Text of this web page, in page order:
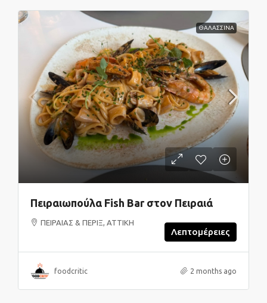
ΘΑΛΑΣΣΙΝΑ
Πειραιωπούλα Fish Bar στον Πειραιά
ΠΕΙΡΑΙΑΣ & ΠΕΡΙΞ, ΑΤΤΙΚΗ
Λεπτομέρειες
foodcritic 2 months ago